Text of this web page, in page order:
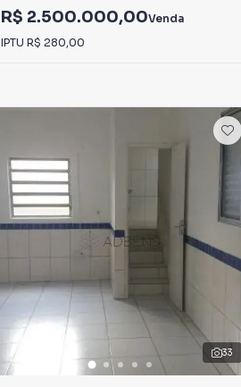
R$ 2.500.000,00Venda
IPTU R$ 280,00
33